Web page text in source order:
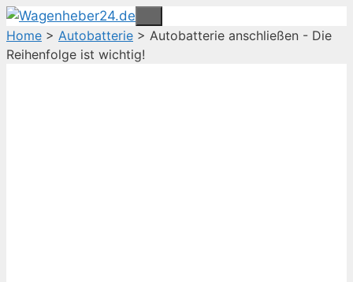
Zum
Inhalt
springen
Menü
Home > Autobatterie > Autobatterie anschließen - Die
Reihenfolge ist wichtig!